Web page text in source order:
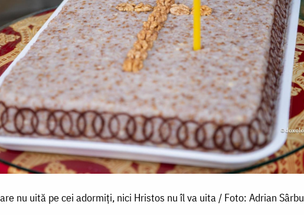
nu uită pe cei adormiți, nici Hristos nu îl va uita / Foto: Adrian Sârbu